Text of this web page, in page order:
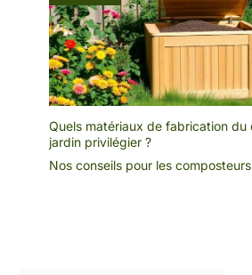
Quels matériaux de fabrication du
jardin privilégier ?
Nos conseils pour les